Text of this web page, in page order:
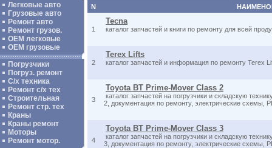
Легковые авто
Грузовые авто
Ремонт авто
Ремонт грузов.
ОЕМ легковые
OEM грузовые
Погрузчики
Погруз. ремонт
С/х техника
Ремонт с/х тех
Строительная
Ремонт стр. тех
Краны
Краны ремонт
Моторы
Ремонт мотор.
N
1
Tecna
каталог запчастей и книги по ремонту для всей
2
Terex Lifts
каталог запчастей и информация по ремонту Terex
3
Toyota BT Prime-Mover Class 2
каталог запчастей на погрузчики и складскую
2, документация по ремонту, электрические схемы,
4
Toyota BT Prime-Mover Class 3
каталог запчастей на погрузчики и складскую
3, документация по ремонту, электрические схемы,